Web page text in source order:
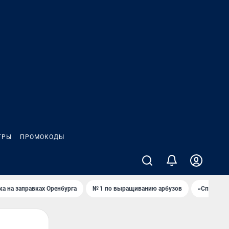
ПРОМОКОДЫ
на заправках Оренбурга № 1 по выращиванию арбузов